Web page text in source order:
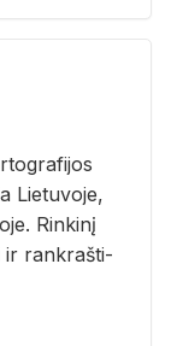
Lie­tu­vo­je,
Rin­ki­nį
ir rank­raš­ti­